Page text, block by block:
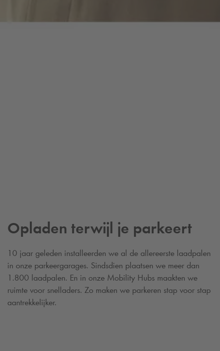
Opladen terwijl je parkeert
10 jaar geleden installeerden we al de allereerste laadpalen
in onze parkeergarages. Sindsdien plaatsen we meer dan
1.800 laadpalen. En in onze Mobility Hubs maakten we
ruimte voor snelladers. Zo maken we parkeren stap voor stap
aantrekkelijker.